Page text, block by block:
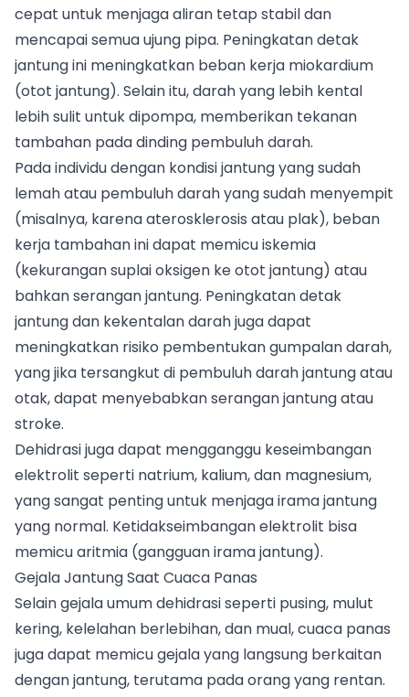
cepat untuk menjaga aliran tetap stabil dan
mencapai semua ujung pipa. Peningkatan detak
jantung ini meningkatkan beban kerja miokardium
(otot jantung). Selain itu, darah yang lebih kental
lebih sulit untuk dipompa, memberikan tekanan
tambahan pada dinding pembuluh darah.
Pada individu dengan kondisi jantung yang sudah
lemah atau pembuluh darah yang sudah menyempit
(misalnya, karena aterosklerosis atau plak), beban
kerja tambahan ini dapat memicu iskemia
(kekurangan suplai oksigen ke otot jantung) atau
bahkan serangan jantung. Peningkatan detak
jantung dan kekentalan darah juga dapat
meningkatkan risiko pembentukan gumpalan darah,
yang jika tersangkut di pembuluh darah jantung atau
otak, dapat menyebabkan serangan jantung atau
stroke.
Dehidrasi juga dapat mengganggu keseimbangan
elektrolit seperti natrium, kalium, dan magnesium,
yang sangat penting untuk menjaga irama jantung
yang normal. Ketidakseimbangan elektrolit bisa
memicu aritmia (gangguan irama jantung).
Gejala Jantung Saat Cuaca Panas
Selain gejala umum dehidrasi seperti pusing, mulut
kering, kelelahan berlebihan, dan mual, cuaca panas
juga dapat memicu gejala yang langsung berkaitan
dengan jantung, terutama pada orang yang rentan.